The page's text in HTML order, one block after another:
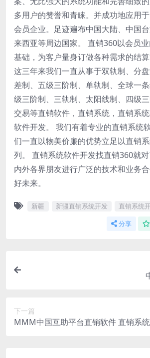
多用户的赞誉和青睐。并成功地应用
会员企业。足迹遍布中国大陆、中国
来西亚等周边国家。 直销360以会员
基础，为客户量身订做各种需求的结算
这三年来我们一直从事于双轨制、分
差制、五级三阶制、单轨制、全球一
级三阶制、三轨制、太阳线制、四级
交易等直销软件，直销系统，直销系
软件开发。 我们有着专业的直销系统
们一直以物美价廉的优势立足以直销
列。 直销系统软件开发找直销360就
内外各界朋友进行广泛的技术和业务
好未来。
新疆 新疆直销系统开发 直销系统
分享
下一篇
MMM中国互助平台直销软件 直销系